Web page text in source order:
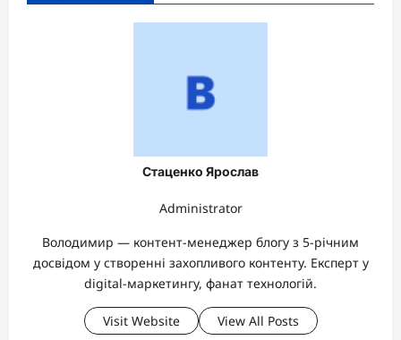
Стаценко Ярослав
Administrator
Володимир — контент-менеджер блогу з 5-річним
досвідом у створенні захопливого контенту. Експерт у
digital-маркетингу, фанат технологій.
Visit Website View All Posts